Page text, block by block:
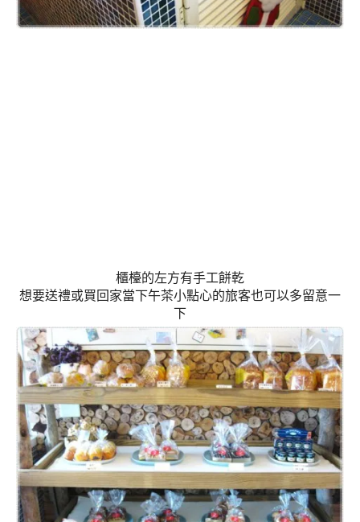
櫃檯的左方有手工餅乾
想要送禮或買回家當下午茶小點心的旅客也可以多留意一
下